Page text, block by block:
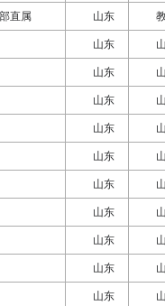
直属 山东
山东
山东
山东
山东
山东
山东
山东
山东
山东
山东